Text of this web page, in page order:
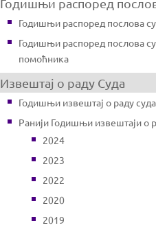
Годишњи распоред
Годишњи распоред послова
Годишњи распоред послова
помоћника
Извештај о раду Суда
Годишњи извештај о раду суда
Ранији Годишњи извештаји о
2024
2023
2022
2020
2019